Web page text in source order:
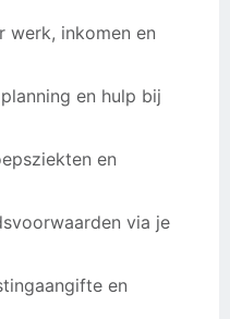
werk, inkomen en
en hulp bij
en
via je
en